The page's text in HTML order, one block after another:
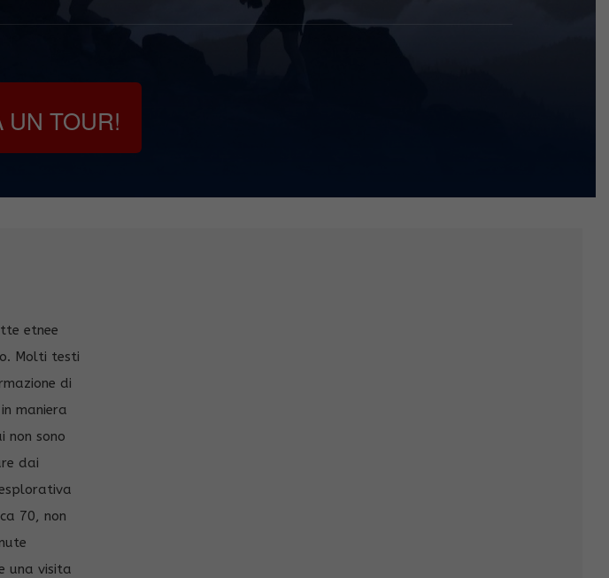
UN TOUR!
etnee
Molti testi
di
maniera
non sono
dai
70, non
una visita